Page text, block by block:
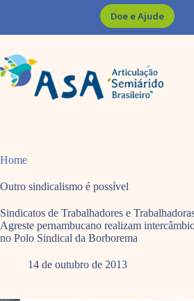
Doe e Ajude
Home
Outro sindicalismo é possível
Sindicatos de Trabalhadores e
Agreste pernambucano realizam
no Polo Sindical da Borborema
14 de outubro de 2013